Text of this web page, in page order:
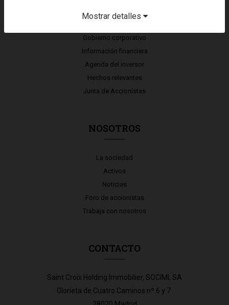
Gobierno corporativo
Información financiera
Agenda del inversor
Hechos relevantes
Junta de Accionistas
NOSOTROS
La sociedad
Activos
Noticias
Foro de accionistas
Trabaja con nosotros
CONTACTO
Saint Croix Holding Immobilier, SOCIMI, SA
Glorieta de Cuatro Caminos nº 6 y 7
Mostrar detalles